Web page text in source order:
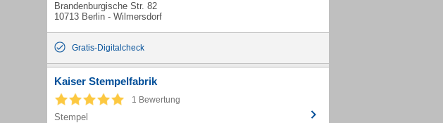
Brandenburgische Str. 82
10713 Berlin - Wilmersdorf
Gratis-Digitalcheck
Kaiser Stempelfabrik
1 Bewertung
Stempel